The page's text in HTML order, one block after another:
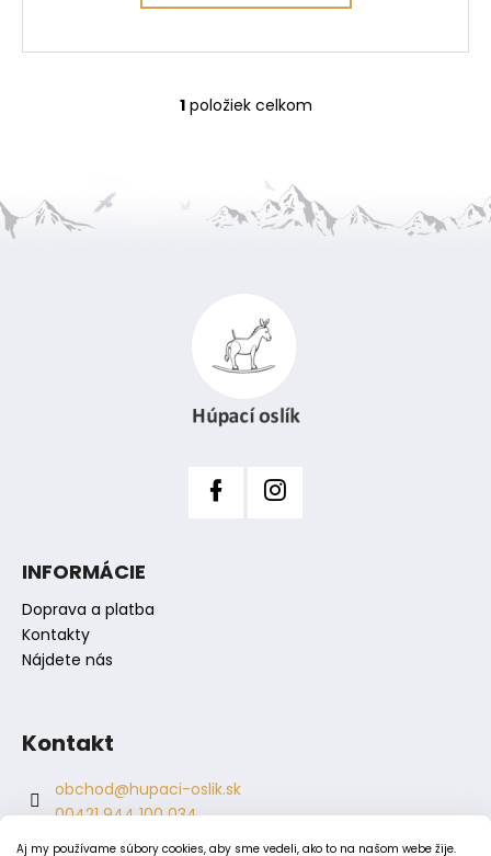
Aj my používame súbory cookies, aby sme vedeli, ako to na našom webe žije.
O
d
p
r
v
k
y
1položiek celkom
INFORMÁCIE
Doprava a platba
Kontakty
Nájdete nás
Kontakt
obchod@hupaci-oslik.sk
00421 944 100 034
00421 944 904 704